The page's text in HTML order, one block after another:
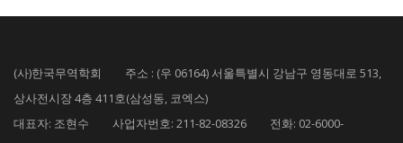
(사)한국무역학회 주소 : (우 06164) 서울특별시 강남구 영동대로 513,
상사전시장 4층 411호(삼성동, 코엑스)
대표자: 조현수 사업자번호: 211-82-08326 전화: 02-6000-